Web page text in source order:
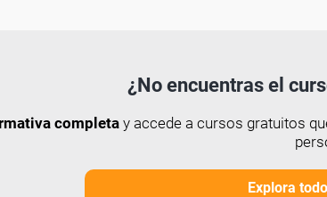
¿No encuentras el
completay accede a cursos gratuitos
Explora